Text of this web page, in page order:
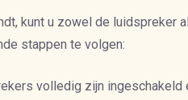
kunt u zowel de luidspreker
stappen te volgen:
volledig zijn ingeschakeld